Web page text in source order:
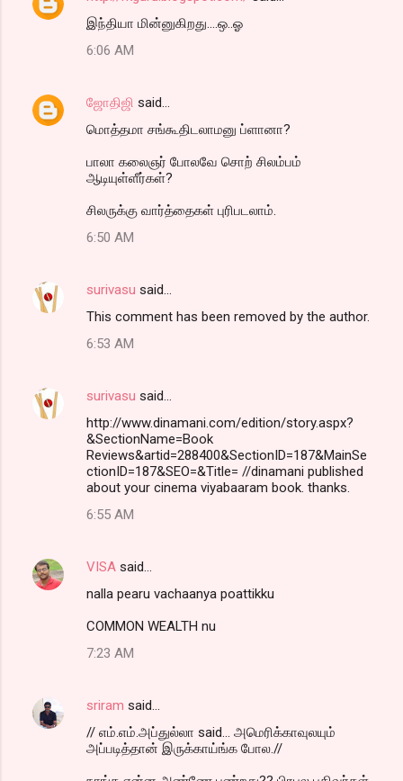
இந்தியா மின்னுகிறது....ஒ..ஓ
6:06 AM
ஜோதிஜி said…
மொத்தமா சங்கூதிடலாமனு ப்ளானா?
பாலா கலைஞர் போலவே சொற் சிலம்பம்
ஆடியுள்ளீர்கள்?
சிலருக்கு வார்த்தைகள் புரிபடலாம்.
6:50 AM
surivasu said…
This comment has been removed by the author.
6:53 AM
surivasu said…
http://www.dinamani.com/edition/story.aspx?
&SectionName=Book
Reviews&artid=288400&SectionID=187&MainSe
ctionID=187&SEO=&Title= //dinamani published
about your cinema viyabaaram book. thanks.
6:55 AM
VISA said…
nalla pearu vachaanya poattikku
COMMON WEALTH nu
7:23 AM
sriram said…
// எம்.எம்.அப்துல்லா said... அமெரிக்காவுலயும்
அப்படித்தான் இருக்காய்ங்க போல.//